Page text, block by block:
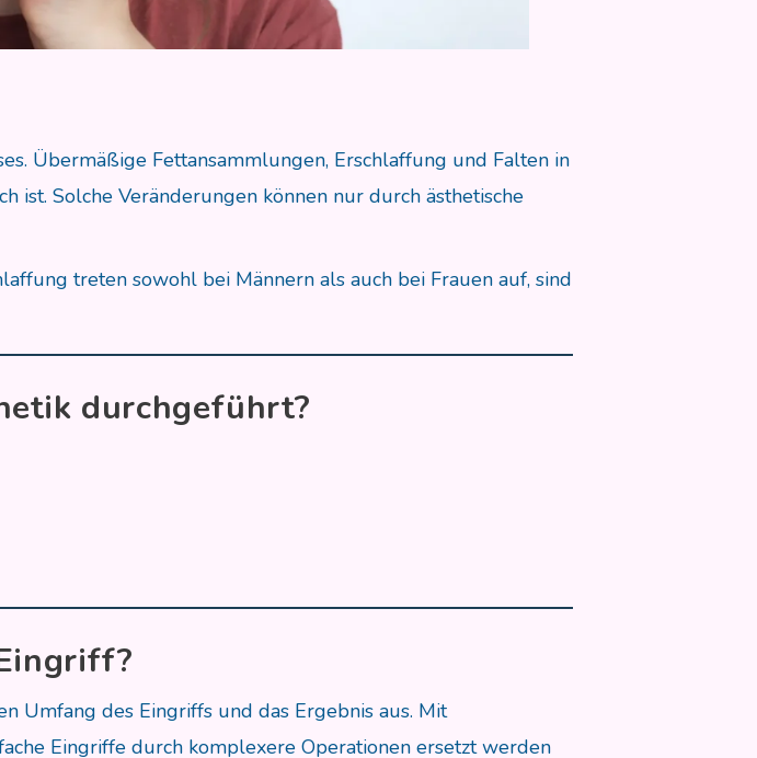
Übermäßige Fettansammlungen, Erschlaffung und Falten in
ist. Solche Veränderungen können nur durch ästhetische
treten sowohl bei Männern als auch bei Frauen auf, sind
durchgeführt?
Umfang des Eingriffs und das Ergebnis aus. Mit
Eingriffe durch komplexere Operationen ersetzt werden